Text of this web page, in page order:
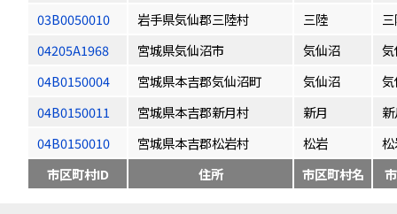
03B0050010
岩手県気仙郡三陸村 三陸
04205A1968
宮城県気仙沼市 気仙沼
04B0150004
宮城県本吉郡気仙沼町 気仙沼
04B0150011
宮城県本吉郡新月村 新月
04B0150010
宮城県本吉郡松岩村 松岩
市区町村ID
住所 市区町村名